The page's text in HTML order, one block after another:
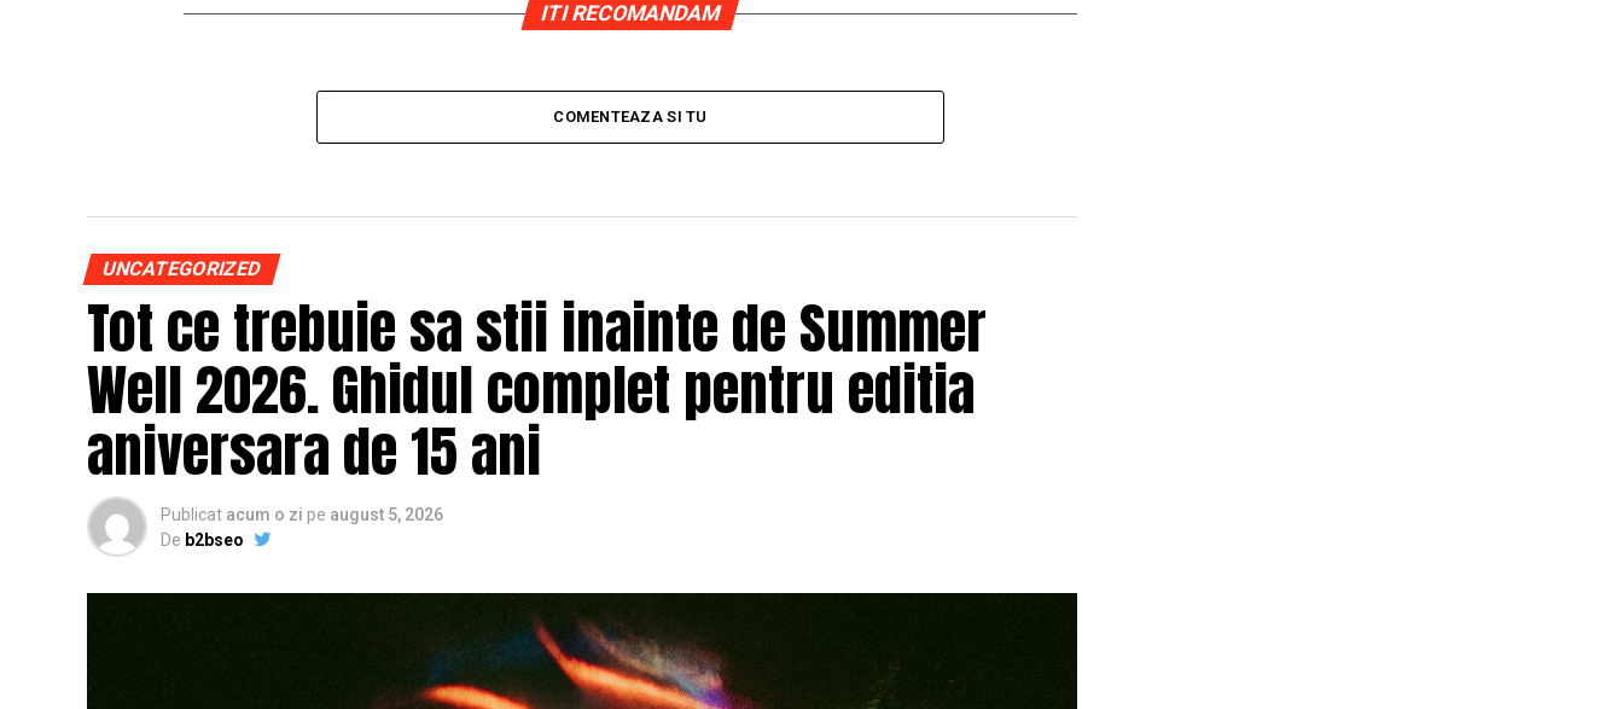
ITI RECOMANDAM
COMENTEAZA SI TU
UNCATEGORIZED
Tot ce trebuie sa stii inainte de Summer
Well 2026. Ghidul complet pentru editia
aniversara de 15 ani
Publicat acum o zi pe august 5, 2026
De b2bseo